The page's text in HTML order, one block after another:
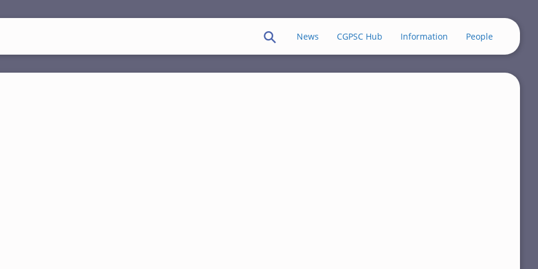
News CGPSC Hub Information People